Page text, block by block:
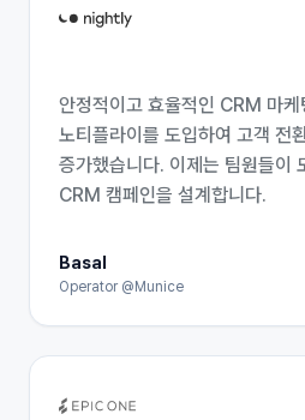
안정적이고 효율적인 CRM 마케
노티플라이를 도입하여 고객 전
증가했습니다. 이제는 팀원들이
CRM 캠페인을 설계합니다.
Basal
Operator @Munice